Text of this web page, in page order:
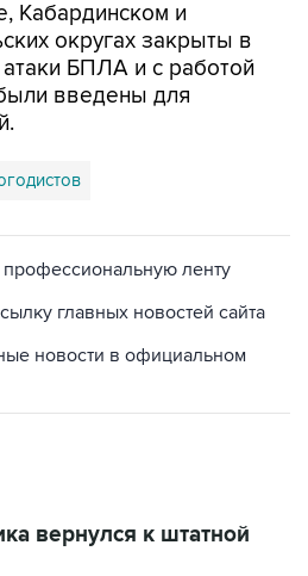
Кабардинском и
округах закрыты в
БПЛА и с работой
введены для
профессиональную ленту
главных новостей сайта
новости в официальном
вернулся к штатной